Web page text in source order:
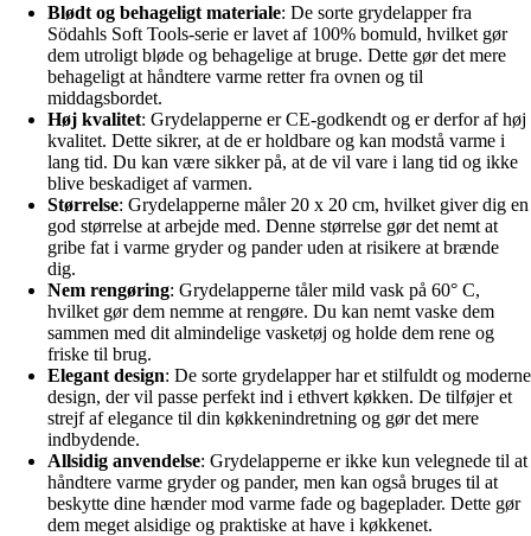
Blødt og behageligt materiale: De sorte grydelapper fra
Södahls Soft Tools-serie er lavet af 100% bomuld, hvilket gør
dem utroligt bløde og behagelige at bruge. Dette gør det mere
behageligt at håndtere varme retter fra ovnen og til
middagsbordet.
Høj kvalitet: Grydelapperne er CE-godkendt og er derfor af høj
kvalitet. Dette sikrer, at de er holdbare og kan modstå varme i
lang tid. Du kan være sikker på, at de vil vare i lang tid og ikke
blive beskadiget af varmen.
Størrelse: Grydelapperne måler 20 x 20 cm, hvilket giver dig en
god størrelse at arbejde med. Denne størrelse gør det nemt at
gribe fat i varme gryder og pander uden at risikere at brænde
dig.
Nem rengøring: Grydelapperne tåler mild vask på 60° C,
hvilket gør dem nemme at rengøre. Du kan nemt vaske dem
sammen med dit almindelige vasketøj og holde dem rene og
friske til brug.
Elegant design: De sorte grydelapper har et stilfuldt og moderne
design, der vil passe perfekt ind i ethvert køkken. De tilføjer et
strejf af elegance til din køkkenindretning og gør det mere
indbydende.
Allsidig anvendelse: Grydelapperne er ikke kun velegnede til at
håndtere varme gryder og pander, men kan også bruges til at
beskytte dine hænder mod varme fade og bageplader. Dette gør
dem meget alsidige og praktiske at have i køkkenet.